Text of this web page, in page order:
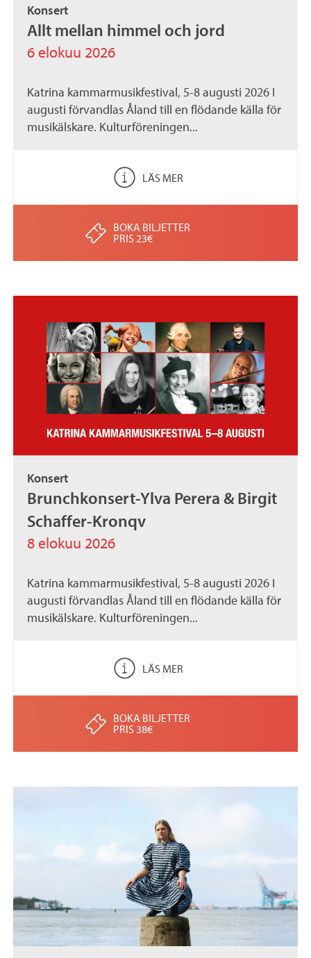
Konsert
Allt mellan himmel och jord
6 elokuu 2026
Katrina kammarmusikfestival, 5-8 augusti 2026 I
augusti förvandlas Åland till en flödande källa för
musikälskare. Kulturföreningen...
LÄS MER
BOKA BILJETTER
PRIS 23€
Konsert
Brunchkonsert-Ylva Perera & Birgit
Schaffer-Kronqv
8 elokuu 2026
Katrina kammarmusikfestival, 5-8 augusti 2026 I
augusti förvandlas Åland till en flödande källa för
musikälskare. Kulturföreningen...
LÄS MER
BOKA BILJETTER
PRIS 38€